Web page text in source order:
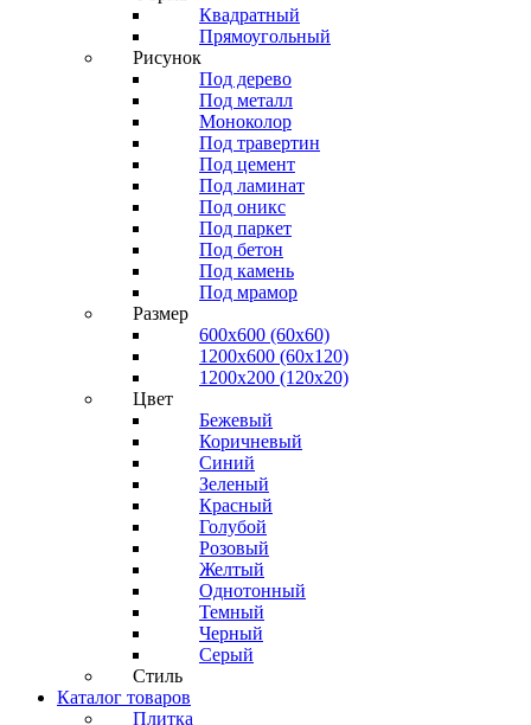
Квадратный
Прямоугольный
Рисунок
Под дерево
Под металл
Моноколор
Под травертин
Под цемент
Под ламинат
Под оникс
Под паркет
Под бетон
Под камень
Под мрамор
Размер
600х600 (60х60)
1200х600 (60х120)
1200х200 (120x20)
Цвет
Бежевый
Коричневый
Синий
Зеленый
Красный
Голубой
Розовый
Желтый
Однотонный
Темный
Черный
Серый
Стиль
Каталог товаров
Плитка